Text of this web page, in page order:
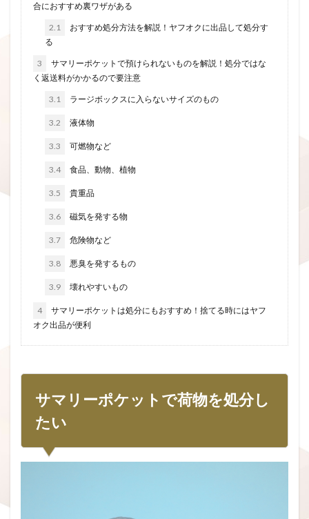
合におすすめ裏ワザがある
2.1
おすすめ処分方法を解説！ヤフオクに出品して処分す
る
3
サマリーポケットで預けられないものを解説！処分ではな
く返送料がかかるので要注意
3.1 ラージボックスに入らないサイズのもの
3.2 液体物
3.3 可燃物など
3.4 食品、動物、植物
3.5 貴重品
3.6 磁気を発する物
3.7 危険物など
3.8 悪臭を発するもの
3.9 壊れやすいもの
4
サマリーポケットは処分にもおすすめ！捨てる時にはヤフ
オク出品が便利
サマリーポケットで荷物を処分し
たい